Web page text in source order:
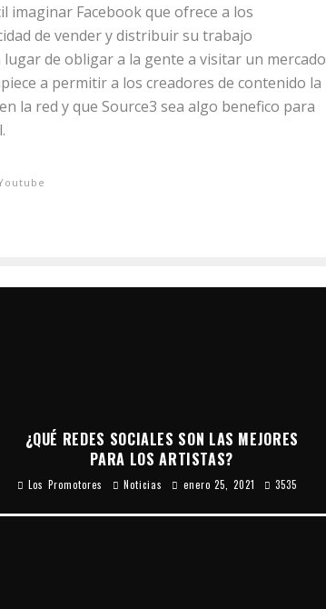
imaginar Facebook que ofrece a los
de vender y distribuir su trabajo
de obligar a la gente a visitar un mercado
a permitir a los creadores de contenido la
la red y que Source3 sea algo benefico para
¿QUÉ REDES SOCIALES SON LAS MEJORES
PARA LOS ARTISTAS?
Los Promotores Noticias enero 25, 2021 3535